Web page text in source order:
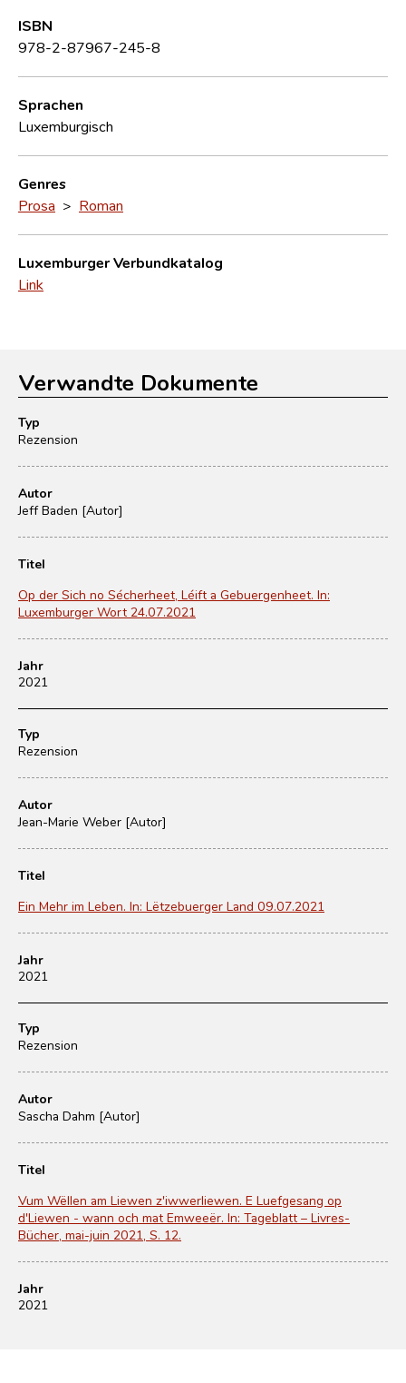
ISBN
978-2-87967-245-8
Sprachen
Luxemburgisch
Genres
Prosa > Roman
Luxemburger Verbundkatalog
Link
Verwandte Dokumente
Typ
Rezension
Autor
Jeff Baden [Autor]
Titel
Op der Sich no Sécherheet, Léift a Gebuergenheet. In:
Luxemburger Wort 24.07.2021
Jahr
2021
Typ
Rezension
Autor
Jean-Marie Weber [Autor]
Titel
Ein Mehr im Leben. In: Lëtzebuerger Land 09.07.2021
Jahr
2021
Typ
Rezension
Autor
Sascha Dahm [Autor]
Titel
Vum Wëllen am Liewen z'iwwerliewen. E Luefgesang op
d'Liewen - wann och mat Emweeër. In: Tageblatt – Livres-
Bücher, mai-juin 2021, S. 12.
Jahr
2021